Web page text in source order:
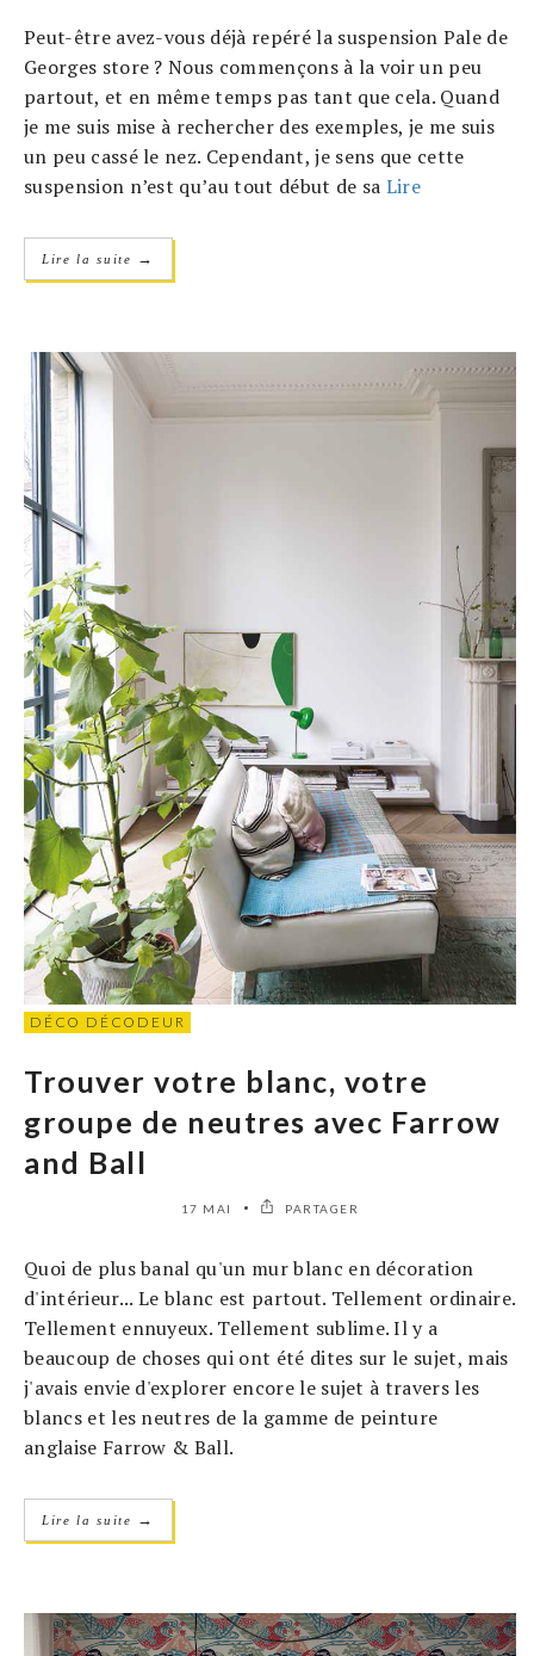
Peut-être avez-vous déjà repéré la suspension Pale de
Georges store ? Nous commençons à la voir un peu
partout, et en même temps pas tant que cela. Quand
je me suis mise à rechercher des exemples, je me suis
un peu cassé le nez. Cependant, je sens que cette
suspension n’est qu’au tout début de sa Lire
Lire la suite →
DÉCO DÉCODEUR
Trouver votre blanc, votre
groupe de neutres avec Farrow
and Ball
17 MAI PARTAGER
Quoi de plus banal qu'un mur blanc en décoration
d'intérieur... Le blanc est partout. Tellement ordinaire.
Tellement ennuyeux. Tellement sublime. Il y a
beaucoup de choses qui ont été dites sur le sujet, mais
j'avais envie d'explorer encore le sujet à travers les
blancs et les neutres de la gamme de peinture
anglaise Farrow & Ball.
Lire la suite →